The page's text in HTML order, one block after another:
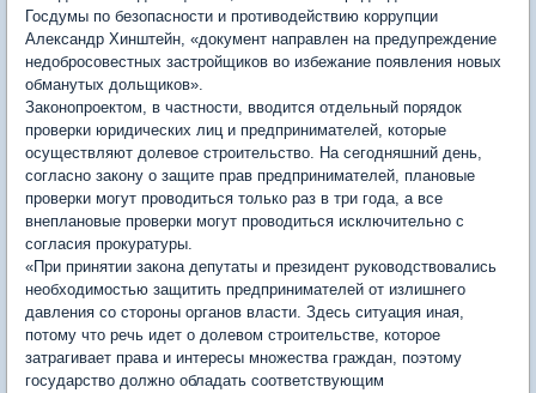
Госдумы по безопасности и противодействию коррупции
Александр Хинштейн, «документ направлен на предупреждение
недобросовестных застройщиков во избежание появления новых
обманутых дольщиков».
Законопроектом, в частности, вводится отдельный порядок
проверки юридических лиц и предпринимателей, которые
осуществляют долевое строительство. На сегодняшний день,
согласно закону о защите прав предпринимателей, плановые
проверки могут проводиться только раз в три года, а все
внеплановые проверки могут проводиться исключительно с
согласия прокуратуры.
«При принятии закона депутаты и президент руководствовались
необходимостью защитить предпринимателей от излишнего
давления со стороны органов власти. Здесь ситуация иная,
потому что речь идет о долевом строительстве, которое
затрагивает права и интересы множества граждан, поэтому
государство должно обладать соответствующим